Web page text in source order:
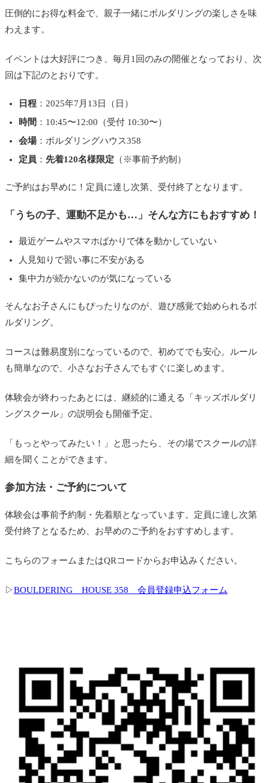
圧倒的にお得な料金で、親子一緒にボルダリングの楽しさを味
わえます。
イベントは大好評につき、毎月1回のみの開催となっており、次
回は下記のとおりです。
日程：2025年7月13日（日）
時間 ：10:45〜12:00（受付 10:30〜）
会場：ボルダリングハウス358
定員 ： 先着120名様限定 （※事前予約制）
ご予約はお早めに！定員に達し次第、受付終了となります。
「うちの子、運動不足かも…」そんな方にもおすすめ！
最近ゲームやスマホばかりで体を動かしていない
人見知りで習い事に不安がある
集中力が続かないのが気になっている
そんなお子さんにもぴったりなのが、遊び感覚で始められるボ
ルダリング。
コースは難易度別になっているので、初めてでも安心。ルール
も簡単なので、小さなお子さんでもすぐに楽しめます。
体験会が終わったあとには、継続的に通える「キッズボルダリ
ングスクール」の説明会も開催予定。
「もっとやってみたい！」と思ったら、その場でスクールの詳
細を聞くことができます。
参加方法・ご予約について
体験会は事前予約制・先着順となっています。定員に達し次第
受付終了となるため、お早めのご予約をおすすめします。
こちらのフォームまたはQRコードからお申込みください。
▷BOULDERING HOUSE 358 会員登録申込フォーム